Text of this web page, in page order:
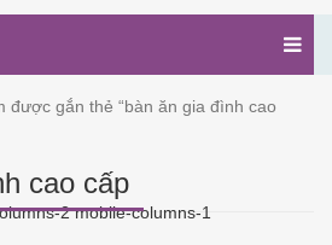
được gắn thẻ “bàn ăn gia đình cao
cao cấp
2 mobile-columns-1